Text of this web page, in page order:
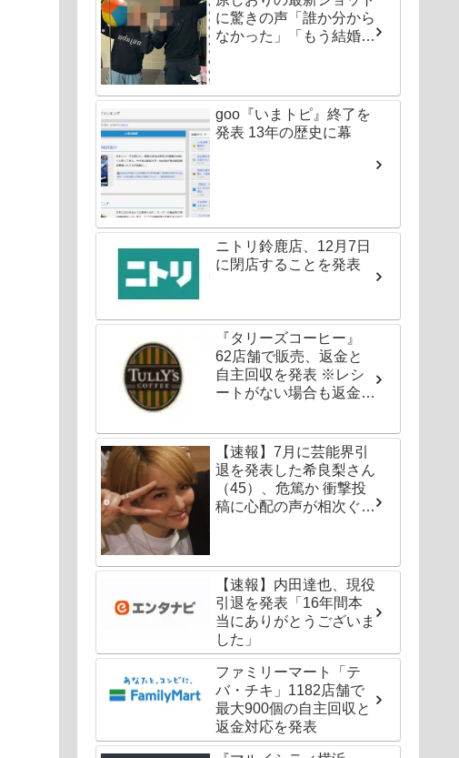
に驚きの声「誰か分から
なかった」「もう結婚し
goo『いまトピ』終了を
発表 13年の歴史に幕
ニトリ鈴鹿店、12月7日
に閉店することを発表
『タリーズコーヒー』
62店舗で販売、返金と
自主回収を発表 ※レシ
ートがない場合も返金対
【速報】7月に芸能界引
退を発表した希良梨さん
（45）、危篤か 衝撃投
稿に心配の声が相次ぐ
【速報】内田達也、現役
引退を発表「16年間本
当にありがとうございま
した」
ファミリーマート「テ
バ・チキ」1182店舗で
最大900個の自主回収と
返金対応を発表